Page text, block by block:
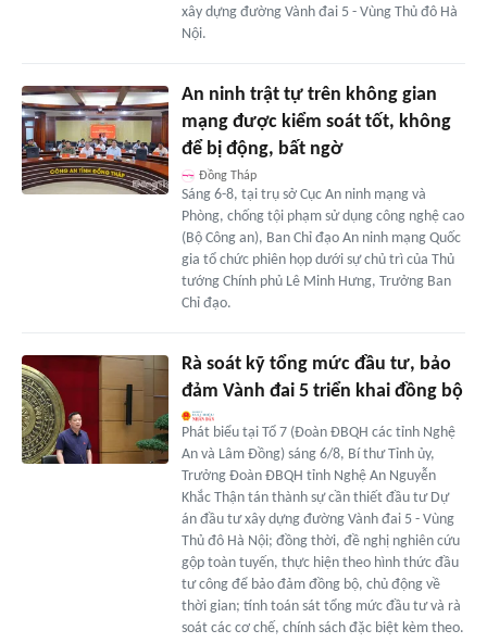
xây dựng đường Vành đai 5 - Vùng Thủ đô Hà
Nội.
An ninh trật tự trên không gian
mạng được kiểm soát tốt, không
để bị động, bất ngờ
Đồng Tháp
Sáng 6-8, tại trụ sở Cục An ninh mạng và
Phòng, chống tội phạm sử dụng công nghệ cao
(Bộ Công an), Ban Chỉ đạo An ninh mạng Quốc
gia tổ chức phiên họp dưới sự chủ trì của Thủ
tướng Chính phủ Lê Minh Hưng, Trưởng Ban
Chỉ đạo.
Rà soát kỹ tổng mức đầu tư, bảo
đảm Vành đai 5 triển khai đồng bộ
Phát biểu tại Tổ 7 (Đoàn ĐBQH các tỉnh Nghệ
An và Lâm Đồng) sáng 6/8, Bí thư Tỉnh ủy,
Trưởng Đoàn ĐBQH tỉnh Nghệ An Nguyễn
Khắc Thận tán thành sự cần thiết đầu tư Dự
án đầu tư xây dựng đường Vành đai 5 - Vùng
Thủ đô Hà Nội; đồng thời, đề nghị nghiên cứu
gộp toàn tuyến, thực hiện theo hình thức đầu
tư công để bảo đảm đồng bộ, chủ động về
thời gian; tính toán sát tổng mức đầu tư và rà
soát các cơ chế, chính sách đặc biệt kèm theo.